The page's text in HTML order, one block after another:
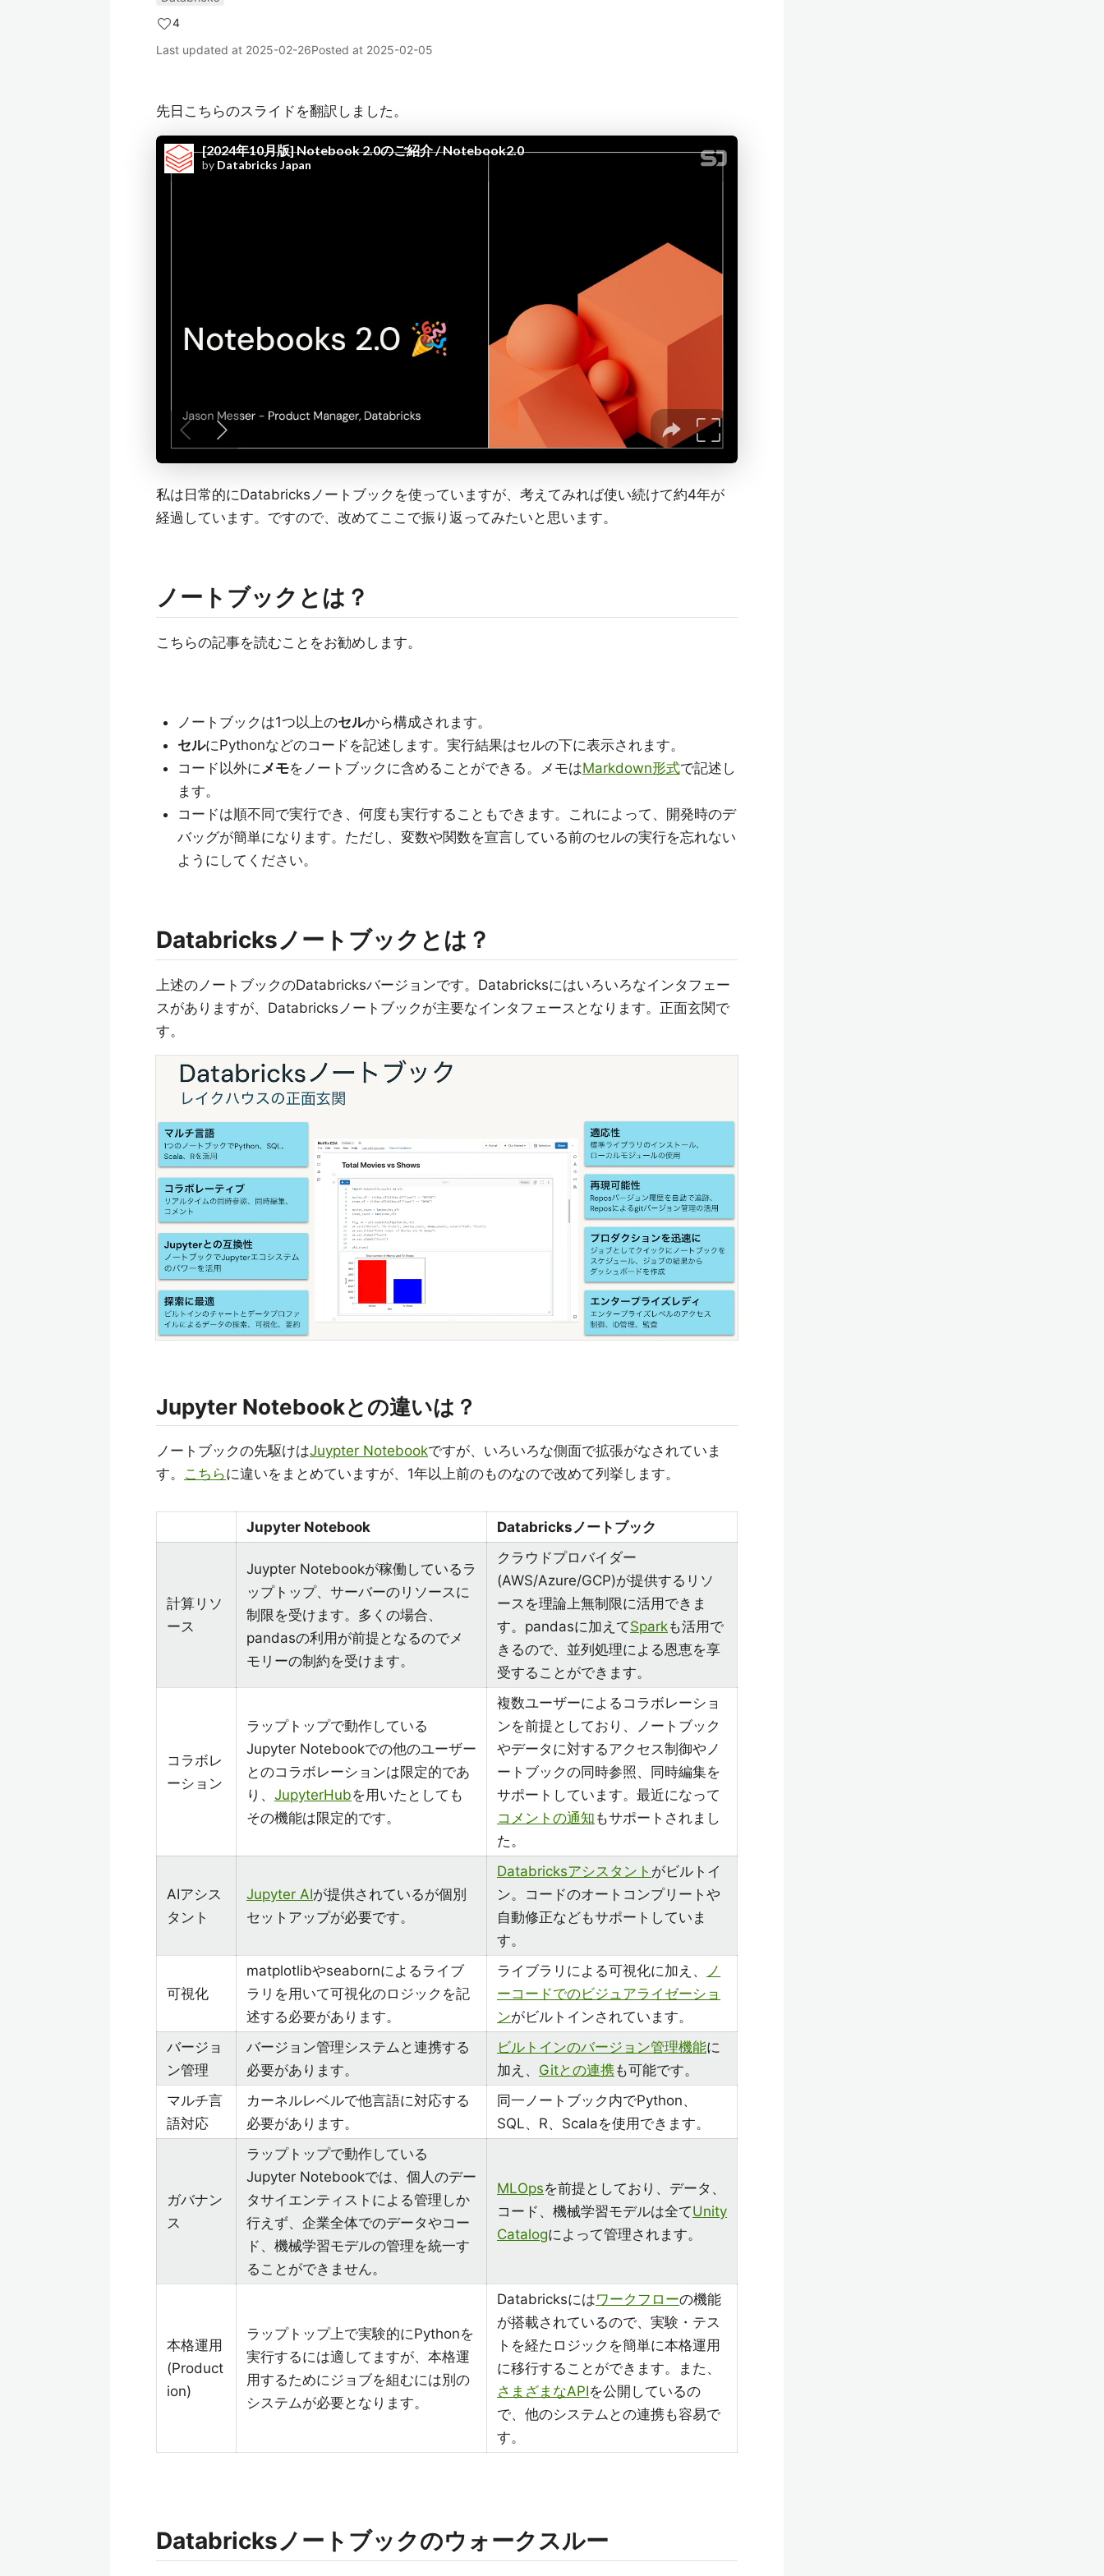
4
Last updated at 2025-02-26Posted at 2025-02-05
先日こちらのスライドを翻訳しました。
私は日常的にDatabricksノートブックを使っていますが、考えてみれば使い続けて約4年が
経過しています。ですので、改めてここで振り返ってみたいと思います。
ノートブックとは？
こちらの記事を読むことをお勧めします。
ノートブックは1つ以上のセルから構成されます。
セルにPythonなどのコードを記述します。実行結果はセルの下に表示されます。
コード以外にメモをノートブックに含めることができる。メモはMarkdown形式で記述し
ます。
コードは順不同で実行でき、何度も実行することもできます。これによって、開発時のデ
バッグが簡単になります。ただし、変数や関数を宣言している前のセルの実行を忘れない
ようにしてください。
Databricksノートブックとは？
上述のノートブックのDatabricksバージョンです。Databricksにはいろいろなインタフェー
スがありますが、Databricksノートブックが主要なインタフェースとなります。正面玄関で
す。
Jupyter Notebookとの違いは？
ノートブックの先駆けはJuypter Notebookですが、いろいろな側面で拡張がなされていま
す。 こちらに違いをまとめていますが、1年以上前のものなので改めて列挙します。
Jupyter Notebook Databricksノートブック
計算リソ
ース
Juypter Notebookが稼働しているラ
ップトップ、サーバーのリソースに
制限を受けます。多くの場合、
pandasの利用が前提となるのでメ
モリーの制約を受けます。
クラウドプロバイダー
(AWS/Azure/GCP)が提供するリソ
ースを理論上無制限に活用できま
す。pandasに加えてSparkも活用で
きるので、並列処理による恩恵を享
受することができます。
コラボレ
ーション
ラップトップで動作している
Jupyter Notebookでの他のユーザー
とのコラボレーションは限定的であ
り、 JupyterHubを用いたとしても
その機能は限定的です。
複数ユーザーによるコラボレーショ
ンを前提としており、ノートブック
やデータに対するアクセス制御やノ
ートブックの同時参照、同時編集を
サポートしています。最近になって
コメントの通知 もサポートされまし
た。
AIアシス
タント
Jupyter AIが提供されているが個別
セットアップが必要です。
Databricksアシスタント がビルトイ
ン。コードのオートコンプリートや
自動修正などもサポートしていま
す。
可視化
matplotlibやseabornによるライブ
ラリを用いて可視化のロジックを記
述する必要があります。
ライブラリによる可視化に加え、
ノ
ーコードでのビジュアライゼーショ
ンがビルトインされています。
バージョ
ン管理
バージョン管理システムと連携する
必要があります。
ビルトインのバージョン管理機能に
加え、 Gitとの連携も可能です。
マルチ言
語対応
カーネルレベルで他言語に対応する
必要があります。
同一ノートブック内でPython、
SQL、R、Scalaを使用できます。
ガバナン
ス
ラップトップで動作している
Jupyter Notebookでは、個人のデー
タサイエンティストによる管理しか
行えず、企業全体でのデータやコー
ド、機械学習モデルの管理を統一す
ることができません。
MLOpsを前提としており、データ、
コード、機械学習モデルは全てUnity
Catalogによって管理されます。
本格運用
(Product
ion)
ラップトップ上で実験的にPythonを
実行するには適してますが、本格運
用するためにジョブを組むには別の
システムが必要となります。
Databricksにはワークフローの機能
が搭載されているので、実験・テス
トを経たロジックを簡単に本格運用
に移行することができます。また、
さまざまなAPIを公開しているの
で、他のシステムとの連携も容易で
す。
Databricksノートブックのウォークスルー